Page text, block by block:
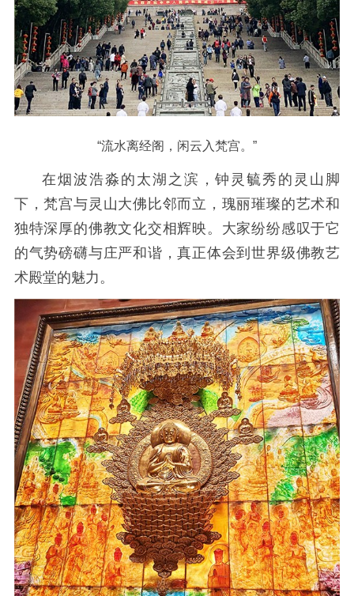
“流水离经阁，闲云入梵宫。”
在烟波浩淼的太湖之滨，钟灵毓秀的灵山脚
下，梵宫与灵山大佛比邻而立，瑰丽璀璨的艺术和
独特深厚的佛教文化交相辉映。大家纷纷感叹于它
的气势磅礴与庄严和谐，真正体会到世界级佛教艺
术殿堂的魅力。